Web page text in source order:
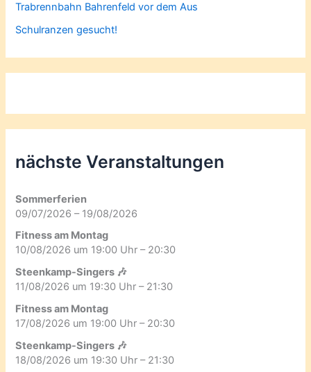
Trabrennbahn Bahrenfeld vor dem Aus
Schulranzen gesucht!
nächste Veranstaltungen
Sommerferien
09/07/2026 – 19/08/2026
Fitness am Montag
10/08/2026 um 19:00 Uhr – 20:30
Steenkamp-Singers 🎶
11/08/2026 um 19:30 Uhr – 21:30
Fitness am Montag
17/08/2026 um 19:00 Uhr – 20:30
Steenkamp-Singers 🎶
18/08/2026 um 19:30 Uhr – 21:30